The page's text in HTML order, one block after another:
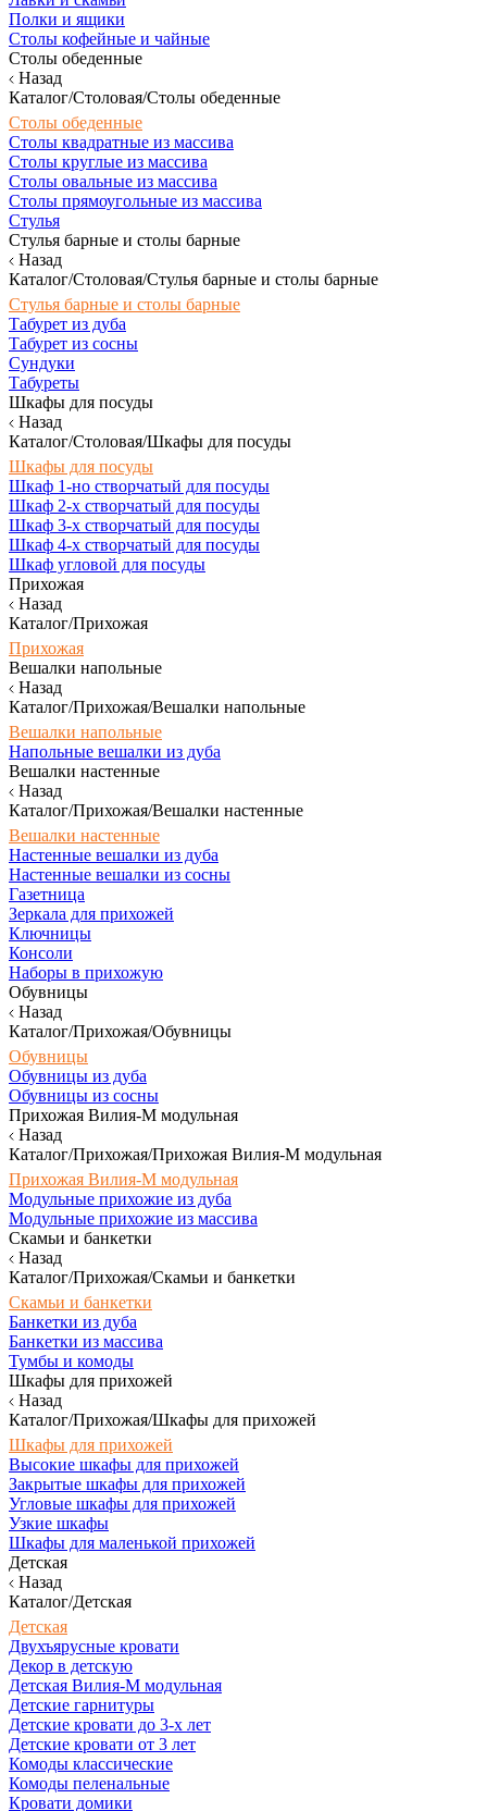
Полки и ящики
Столы кофейные и чайные
Столы обеденные
Назад
Каталог/Столовая/Столы обеденные
Столы обеденные
Столы квадратные из массива
Столы круглые из массива
Столы овальные из массива
Столы прямоугольные из массива
Стулья
Стулья барные и столы барные
Назад
Каталог/Столовая/Стулья барные и столы барные
Стулья барные и столы барные
Табурет из дуба
Табурет из сосны
Сундуки
Табуреты
Шкафы для посуды
Назад
Каталог/Столовая/Шкафы для посуды
Шкафы для посуды
Шкаф 1-но створчатый для посуды
Шкаф 2-х створчатый для посуды
Шкаф 3-х створчатый для посуды
Шкаф 4-х створчатый для посуды
Шкаф угловой для посуды
Прихожая
Назад
Каталог/Прихожая
Прихожая
Вешалки напольные
Назад
Каталог/Прихожая/Вешалки напольные
Вешалки напольные
Напольные вешалки из дуба
Вешалки настенные
Назад
Каталог/Прихожая/Вешалки настенные
Вешалки настенные
Настенные вешалки из дуба
Настенные вешалки из сосны
Газетница
Зеркала для прихожей
Ключницы
Консоли
Наборы в прихожую
Обувницы
Назад
Каталог/Прихожая/Обувницы
Обувницы
Обувницы из дуба
Обувницы из сосны
Прихожая Вилия-М модульная
Назад
Каталог/Прихожая/Прихожая Вилия-М модульная
Прихожая Вилия-М модульная
Модульные прихожие из дуба
Модульные прихожие из массива
Скамьи и банкетки
Назад
Каталог/Прихожая/Скамьи и банкетки
Скамьи и банкетки
Банкетки из дуба
Банкетки из массива
Тумбы и комоды
Шкафы для прихожей
Назад
Каталог/Прихожая/Шкафы для прихожей
Шкафы для прихожей
Высокие шкафы для прихожей
Закрытые шкафы для прихожей
Угловые шкафы для прихожей
Узкие шкафы
Шкафы для маленькой прихожей
Детская
Назад
Каталог/Детская
Детская
Двухъярусные кровати
Декор в детскую
Детская Вилия-М модульная
Детские гарнитуры
Детские кровати до 3-х лет
Детские кровати от 3 лет
Комоды классические
Комоды пеленальные
Кровати домики